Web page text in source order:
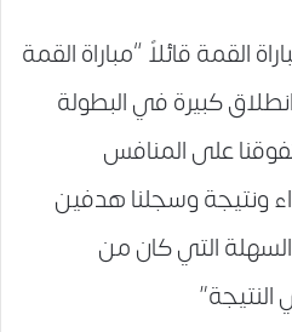
القمة قائلاً “مباراة القمة
كبيرة في البطولة
تفوقنا على المنافس
ونتيجة وسجلنا هدفين
السهلة التي كان من